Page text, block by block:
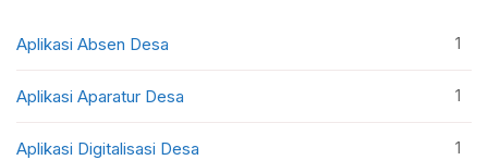
Aplikasi Absen Desa 1
Aplikasi Aparatur Desa 1
Aplikasi Digitalisasi Desa 1